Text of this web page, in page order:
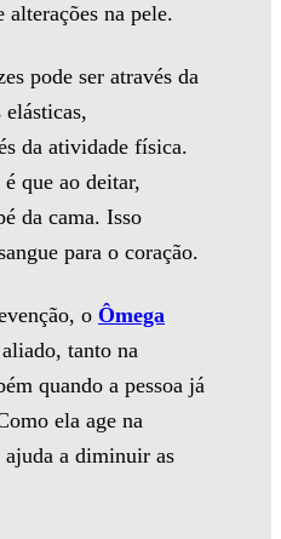
alterações na pele.
pode ser através da
da atividade física.
que ao deitar,
da cama. Isso
para o coração.
o Ômega
tanto na
quando a pessoa já
ela age na
ajuda a diminuir as